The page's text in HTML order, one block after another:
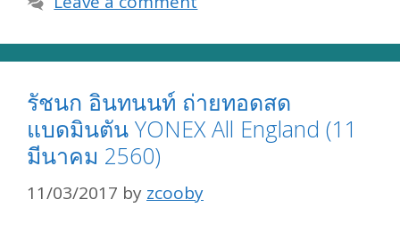
รัชนก อินทนนท์ ถ่ายทอดสด
แบดมินตัน YONEX All England (11
มีนาคม 2560)
11/03/2017 by zcooby